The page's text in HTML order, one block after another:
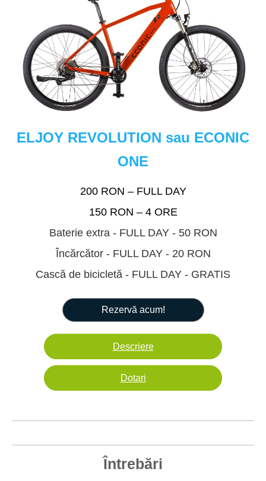
ELJOY REVOLUTION sau ECONIC
ONE
200 RON – FULL DAY
150 RON – 4 ORE
Baterie extra - FULL DAY - 50 RON
Încărcător - FULL DAY - 20 RON
Cască de bicicletă - FULL DAY - GRATIS
Rezervă acum!
Descriere
Dotari
Întrebări